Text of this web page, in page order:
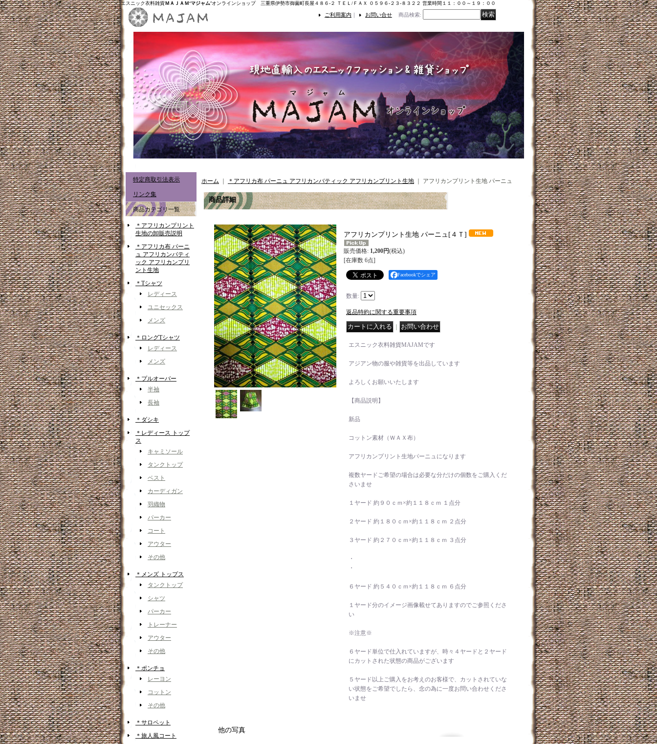
エスニック衣料雑貨ＭＡＪＡＭ‘マジャム’オンラインショップ 三重県伊勢市御薗町長屋４８６-２ ＴＥＬ/ＦＡＸ ０５９６-２３-８３２２ 営業時間１１：００～１９：００
ご利用案内 ｜ お問い合せ 商品検索:
特定商取引法表示
リンク集
商品カテゴリ一覧
＊アフリカンプリント
生地の卸販売説明
＊アフリカ布 パーニ
ュ アフリカンバティ
ック アフリカンプリ
ント生地
＊Tシャツ
レディース
ユニセックス
メンズ
＊ロングTシャツ
レディース
メンズ
＊プルオーバー
半袖
長袖
＊ダシキ
＊レディース トップ
ス
キャミソール
タンクトップ
ベスト
カーディガン
羽織物
パーカー
コート
アウター
その他
＊メンズ トップス
タンクトップ
シャツ
パーカー
トレーナー
アウター
その他
＊ポンチョ
レーヨン
コットン
その他
＊サロペット
＊旅人風コート
ホーム ＊アフリカ布 パーニュ アフリカンバティック アフリカンプリント生地 アフリカンプリント生地 パーニュ
商品詳細
アフリカンプリント生地 パーニュ [ ４Ｔ ]
販売価格: 1,200円(税込)
[在庫数 6点]
Facebookでシェア
数量:
返品特約に関する重要事項
エスニック衣料雑貨MAJAMです
アジアン物の服や雑貨等を出品しています
よろしくお願いいたします
【商品説明】
新品
コットン素材（ＷＡＸ布）
アフリカンプリント生地パーニュになります
複数ヤードご希望の場合は必要な分だけの個数をご購入くだ
さいませ
１ヤード 約９０ｃｍ×約１１８ｃｍ １点分
２ヤード 約１８０ｃｍ×約１１８ｃｍ ２点分
３ヤード 約２７０ｃｍ×約１１８ｃｍ ３点分
・
・
６ヤード 約５４０ｃｍ×約１１８ｃｍ ６点分
１ヤード分のイメージ画像載せてありますのでご参照くださ
い
※注意※
６ヤード単位で仕入れていますが、時々４ヤードと２ヤード
にカットされた状態の商品がございます
５ヤード以上ご購入をお考えのお客様で、カットされていな
い状態をご希望でしたら、念の為に一度お問い合わせくださ
いませ
他の写真